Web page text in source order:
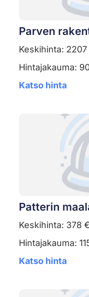
Parven
Keskihinta: 2207
Hintajakauma:
Katso hinta
Patterin
Keskihinta: 378 €
Hintajakauma:
Katso hinta